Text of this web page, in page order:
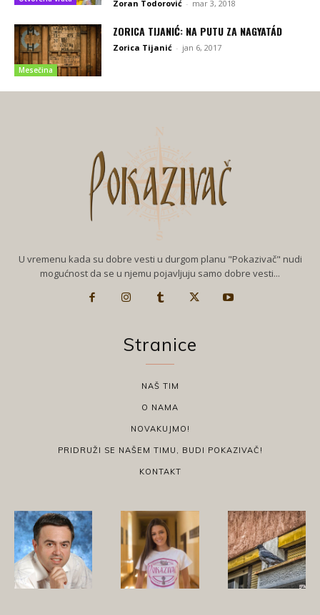
Zoran Todorović - mar 3, 2018
Mesečina
ZORICA TIJANIĆ: NA PUTU ZA NAGYATÁD
Zorica Tijanić - jan 6, 2017
U vremenu kada su dobre vesti u durgom planu "Pokazivač" nudi
mogućnost da se u njemu pojavljuju samo dobre vesti...
Stranice
NAŠ TIM
O NAMA
NOVAKUJMO!
PRIDRUŽI SE NAŠEM TIMU, BUDI POKAZIVAČ!
KONTAKT